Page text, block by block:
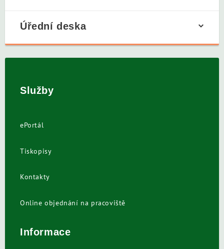
Úřední deska
Služby
ePortál
Tiskopisy
Kontakty
Online objednání na pracoviště
Informace